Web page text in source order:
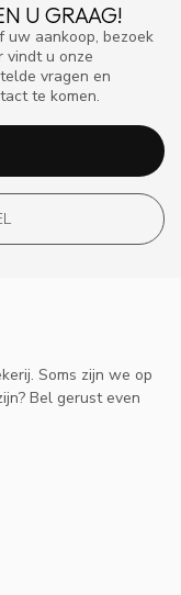
U GRAAG!
uw aankoop, bezoek
vindt u onze
vragen en
te komen.
Soms zijn we op
Bel gerust even